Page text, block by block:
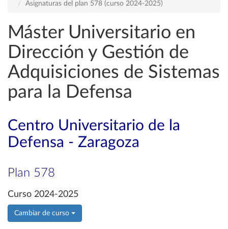
Asignaturas del plan 578 (curso 2024-2025)
Máster Universitario en
Dirección y Gestión de
Adquisiciones de Sistemas
para la Defensa
Centro Universitario de la
Defensa - Zaragoza
Plan 578
Curso 2024-2025
Cambiar de curso